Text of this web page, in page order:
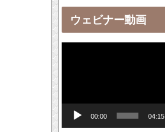
ヤ
ウェビナー動画
レ
00:00 04:15